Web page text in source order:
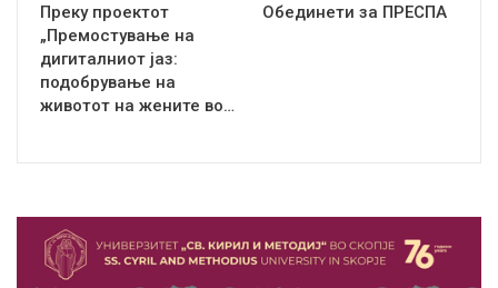
Преку проектот
„Премостување на
дигиталниот јаз:
подобрување на
животот на жените во…
Обединети за ПРЕСПА